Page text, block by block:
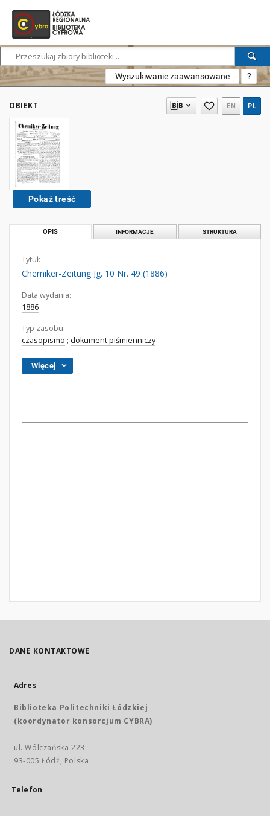
Wyszukiwanie zaawansowane ?
OBIEKT EN PL
Pokaż treść
OPIS INFORMACJE STRUKTURA
Tytuł:
Chemiker-Zeitung Jg. 10 Nr. 49 (1886)
Data wydania:
1886
Typ zasobu:
czasopismo ; dokument piśmienniczy
Więcej
DANE KONTAKTOWE
Adres
Biblioteka Politechniki Łódzkiej
(koordynator konsorcjum CYBRA)
ul. Wólczańska 223
93-005 Łódź, Polska
Telefon